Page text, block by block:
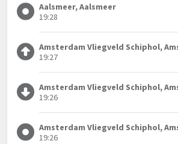
Aalsmeer, Aalsmeer
19:28
Amsterdam Vliegveld Schiphol,
19:27
Amsterdam Vliegveld Schiphol,
19:26
Amsterdam Vliegveld Schiphol,
19:26